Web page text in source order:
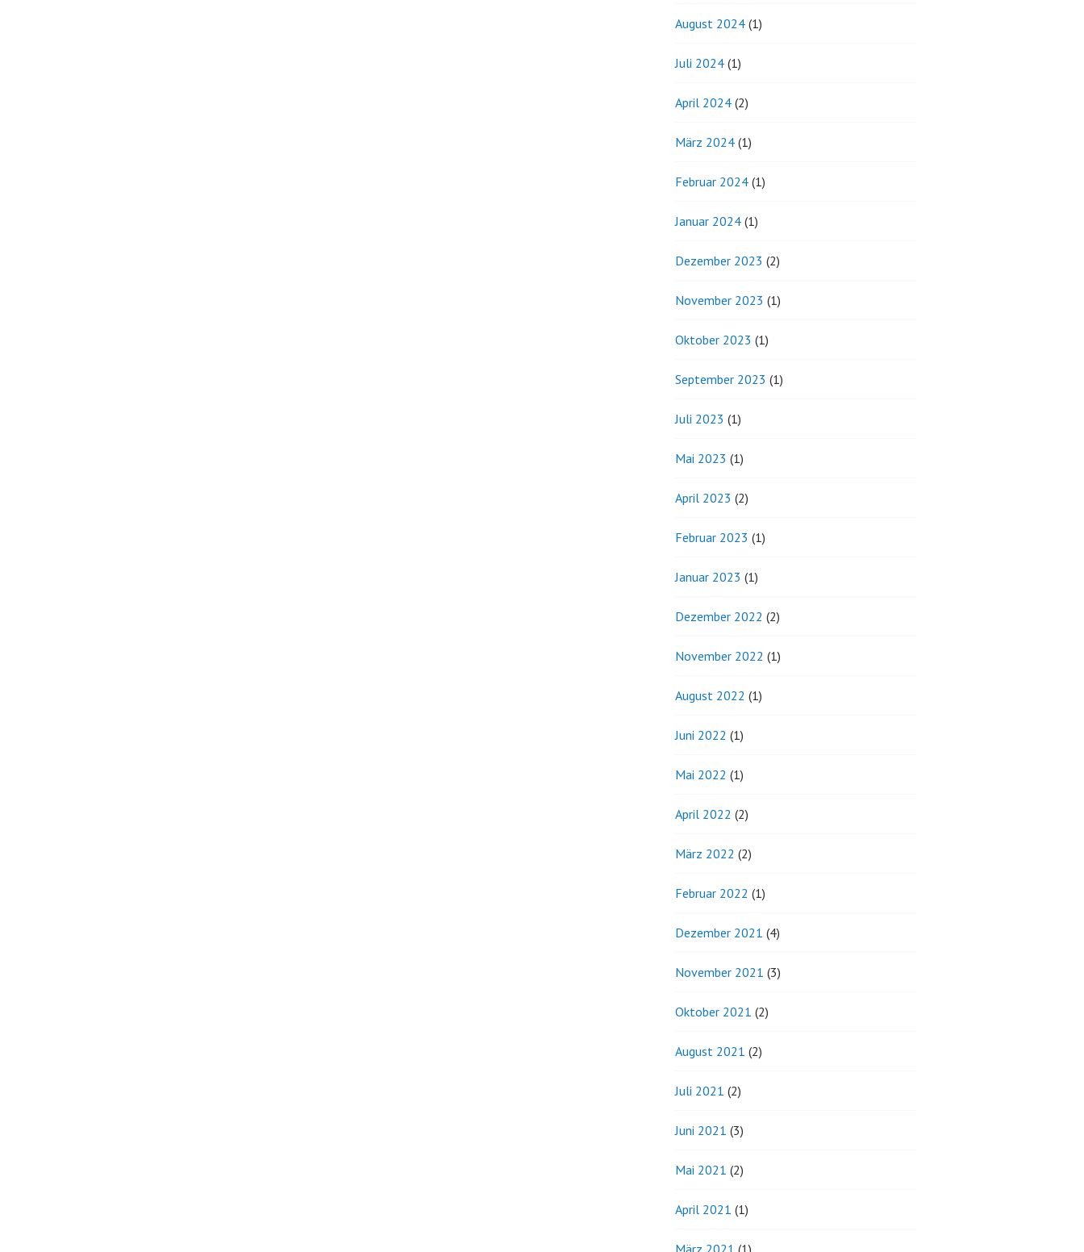
August 2024 (1)
Juli 2024 (1)
April 2024 (2)
März 2024 (1)
Februar 2024 (1)
Januar 2024 (1)
Dezember 2023 (2)
November 2023 (1)
Oktober 2023 (1)
September 2023 (1)
Juli 2023 (1)
Mai 2023 (1)
April 2023 (2)
Februar 2023 (1)
Januar 2023 (1)
Dezember 2022 (2)
November 2022 (1)
August 2022 (1)
Juni 2022 (1)
Mai 2022 (1)
April 2022 (2)
März 2022 (2)
Februar 2022 (1)
Dezember 2021 (4)
November 2021 (3)
Oktober 2021 (2)
August 2021 (2)
Juli 2021 (2)
Juni 2021 (3)
Mai 2021 (2)
April 2021 (1)
März 2021 (1)